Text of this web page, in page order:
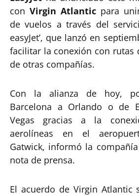
con Virgin Atlantic para
de vuelos a través del
easyJet’, que lanzó en
facilitar la conexión con rutas
de otras compañías.
Con la alianza de hoy,
Barcelona a Orlando o de
Vegas gracias a la
aerolíneas en el
Gatwick, informó la
nota de prensa.
El acuerdo de Virgin Atlantic